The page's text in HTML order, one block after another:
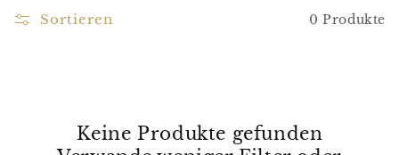
r
Sortieren 0 Produkte
Keine Produkte gefunden